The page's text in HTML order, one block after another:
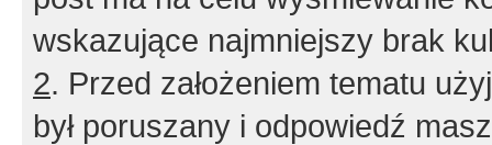
wskazujące najmniejszy brak
2. Przed założeniem tematu
był poruszany i odpowiedź